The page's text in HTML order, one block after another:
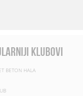
klubovi
BETON HALA